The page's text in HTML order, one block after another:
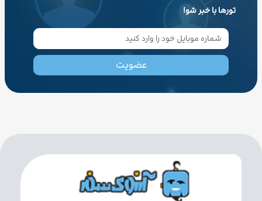
تورها با خبر شو!
عضویت